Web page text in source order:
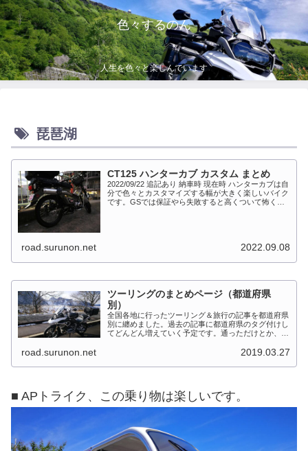
色々するのん
人生を色々と楽しんでいます
琵琶湖
CT125 ハンターカブ カスタム まとめ
2022/09/22 追記あり 納車時 現在時 ハンターカブは自
分で色々とカスタマイズする幅が大きく楽しいバイク
です。GSでは保証やら失敗すると高くついて怖くて
road.surunon.net 2022.09.08
ツーリングのまとめページ（都道府県
別）
全国各地に行ったツーリング＆旅行の記事を都道府県
別に纏めました。過去の記事に都道府県のタグ付けし
てどんどん増えていく予定です。通っただけとか、中
なかなか難しいですね、能登半島とか北陸とか、石
road.surunon.net 2019.03.27
■ APトライク、この乗り物は楽しいです。